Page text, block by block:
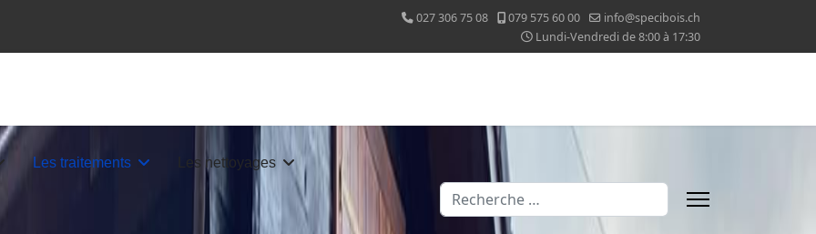
027 306 75 08 079 575 60 00
info@specibois.ch
Lundi-Vendredi de 8:00 à 17:30
Les traitements Les nettoyages
Valider